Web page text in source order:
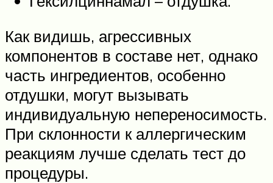
Как видишь, агрессивных
компонентов в составе нет, однако
часть ингредиентов, особенно
отдушки, могут вызывать
индивидуальную непереносимость.
При склонности к аллергическим
реакциям лучше сделать тест до
процедуры.